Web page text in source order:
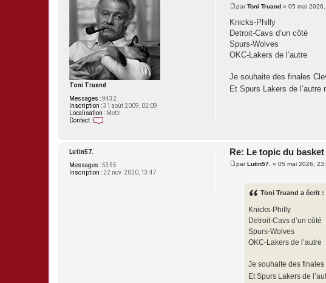
Toni Truand
Messages :9432
Inscription :31 août 2009, 02:09
Localisation : Metz
Contact :
c
t
M
e
s
s
g
e
parToni Truand» 05 mai
Knicks-Philly
Detroit-Cavs d’un côté
Spurs-Wolves
OKC-Lakers de l’autre
Je souhaite des finales
Et Spurs Lakers de l’autre
Lutin57.
Messages :5355
Inscription : 22 nov. 2020, 13:47
Re: Le topic du basket
M
parLutin57. » 05 mai 2026,
Toni Truand a écrit :
Knicks-Philly
Detroit-Cavs d’un côté
Spurs-Wolves
OKC-Lakers de l’autre
Je souhaite des
Et Spurs Lakers de